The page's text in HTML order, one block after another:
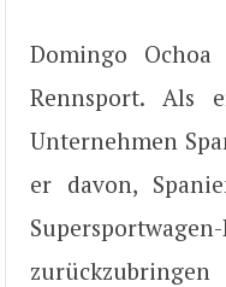
Domingo
Rennsport. Als
Unternehmen
er davon,